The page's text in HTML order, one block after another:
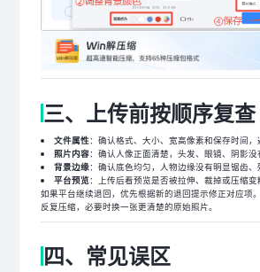
三、上传前按顺序复查
文件属性：确认格式、大小、宽高像素和保存时间，
照片内容：确认人像正面清楚，头发、眼镜、阴影没
背景边缘：确认底色均匀，人物边缘没有明显锯齿、
平台预览：上传后看预览是否被拉伸、裁掉或压缩变
如果平台继续退回，优先根据新的退回提示修正对应项
反复压缩，必要时换一张更清楚的原始照片。
四、常见误区